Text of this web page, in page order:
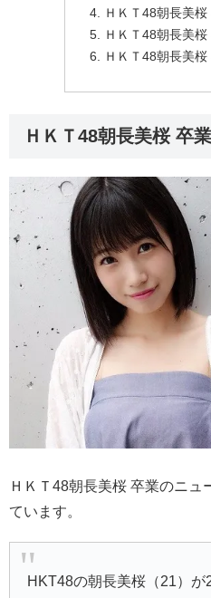
ＨＫＴ48朝長美桜
ＨＫＴ48朝長美
ＨＫＴ48朝長美
ＨＫＴ48朝長美桜 卒業
ＨＫＴ48朝長美桜 卒業のニ
ています。
HKT48の朝長美桜（21）